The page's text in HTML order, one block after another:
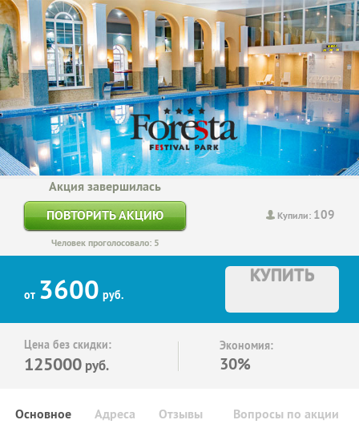
Купили: 109
Акция завершилась
ПОВТОРИТЬ АКЦИЮ
Человек проголосовало: 5
от 3600 руб.
КУПИТЬ
Цена без скидки:
125000 руб.
Экономия:
30%
Основное Отзывы Вопросы по акции
Адреса